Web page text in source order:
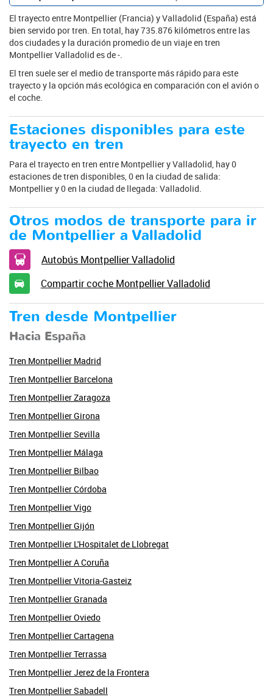
El trayecto entre Montpellier (Francia) y Valladolid (España) está
bien servido por tren. En total, hay 735.876 kilómetros entre las
dos ciudades y la duración promedio de un viaje en tren
Montpellier Valladolid es de -.
El tren suele ser el medio de transporte más rápido para este
trayecto y la opción más ecológica en comparación con el avión o
el coche.
Estaciones disponibles para este
trayecto en tren
Para el trayecto en tren entre Montpellier y Valladolid, hay 0
estaciones de tren disponibles, 0 en la ciudad de salida:
Montpellier y 0 en la ciudad de llegada: Valladolid.
Otros modos de transporte para ir
de Montpellier a Valladolid
Autobús Montpellier Valladolid
Compartir coche Montpellier Valladolid
Tren desde Montpellier
Hacia España
Tren Montpellier Madrid
Tren Montpellier Barcelona
Tren Montpellier Zaragoza
Tren Montpellier Girona
Tren Montpellier Sevilla
Tren Montpellier Málaga
Tren Montpellier Bilbao
Tren Montpellier Córdoba
Tren Montpellier Vigo
Tren Montpellier Gijón
Tren Montpellier L'Hospitalet de Llobregat
Tren Montpellier A Coruña
Tren Montpellier Vitoria-Gasteiz
Tren Montpellier Granada
Tren Montpellier Oviedo
Tren Montpellier Cartagena
Tren Montpellier Terrassa
Tren Montpellier Jerez de la Frontera
Tren Montpellier Sabadell